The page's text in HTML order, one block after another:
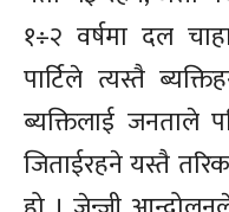
१÷२ वर्षमा दल
पार्टिले त्यस्तै
ब्यक्तिलाई जनताले
जिताईरहने यस्तै